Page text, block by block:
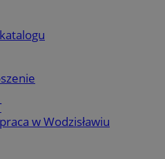
w Wodzisławiu